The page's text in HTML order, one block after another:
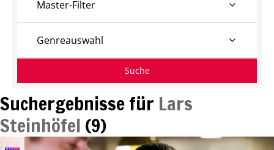
Suchergebnisse für Lars
Steinhöfel (9)
Master-Filter
Genreauswahl
Suche